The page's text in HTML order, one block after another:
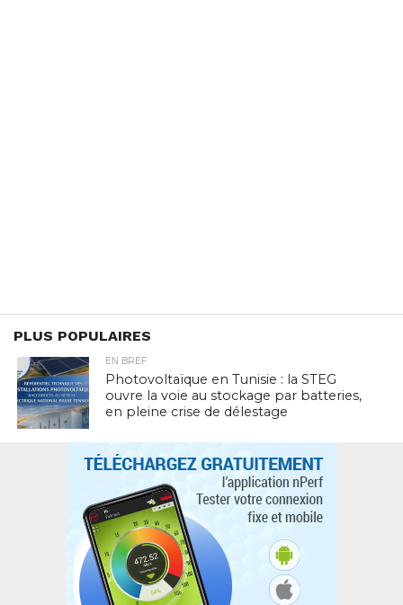
PLUS POPULAIRES
EN BREF
Photovoltaïque en Tunisie : la STEG
ouvre la voie au stockage par batteries,
en pleine crise de délestage